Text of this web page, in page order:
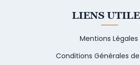
LIENS
Mentions Légales
Conditions Générales